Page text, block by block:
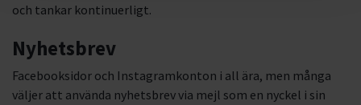
och tankar kontinuerligt.
Nyhetsbrev
Facebooksidor och Instagramkonton i all ära, men många
väljer att använda nyhetsbrev via mejl som en nyckel i sin